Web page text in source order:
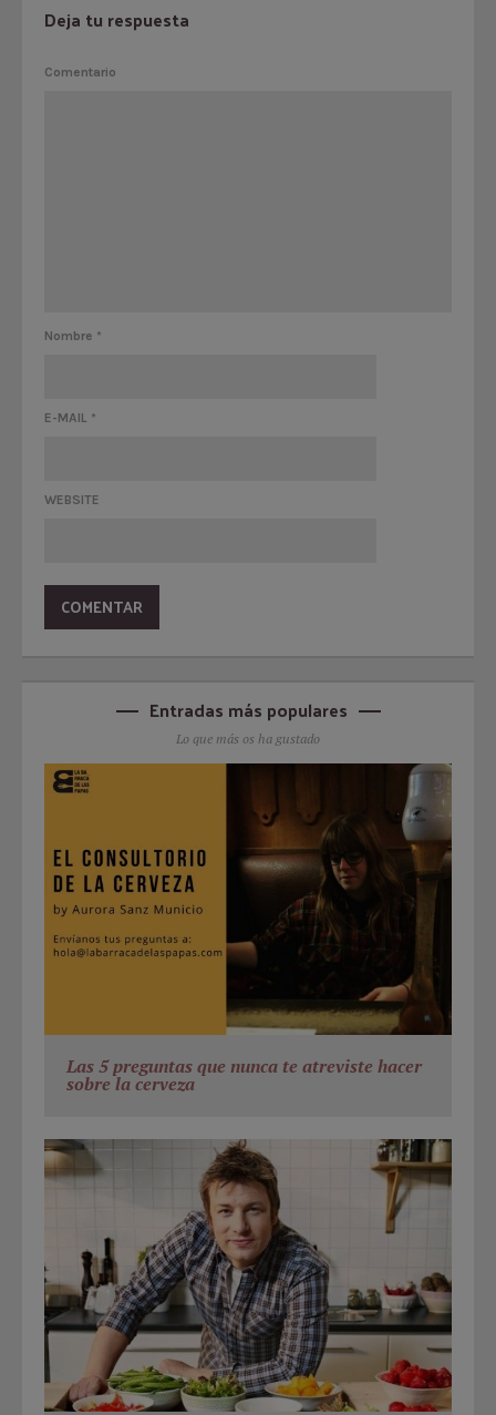
Deja tu respuesta
Comentario
Nombre *
E-MAIL *
WEBSITE
Entradas más populares
Lo que más os ha gustado
Las 5 preguntas que nunca te atreviste hacer
sobre la cerveza